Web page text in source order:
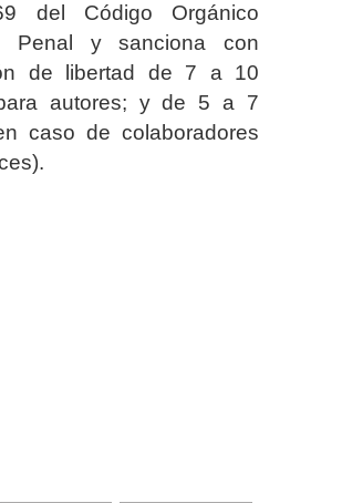
del Código Orgánico
Penal y sanciona con
de libertad de 7 a 10
autores; y de 5 a 7
caso de colaboradores